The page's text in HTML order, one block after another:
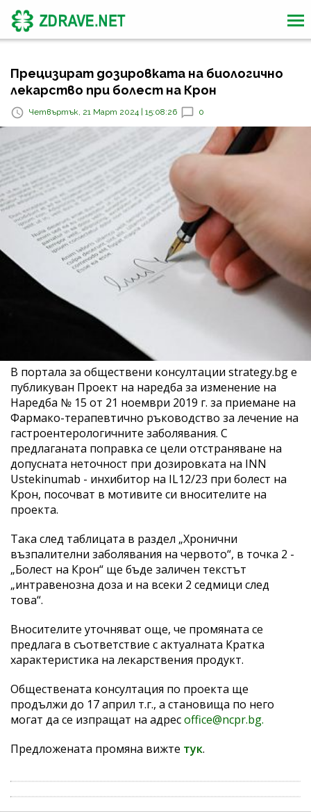
Прецизират дозировката на биологично
лекарство при болест на Крон
Четвъртък, 21 Март 2024 | 15:08:26 0
В портала за обществени консултации strategy.bg е
публикуван Проект на наредба за изменение на
Наредба № 15 от 21 ноември 2019 г. за приемане на
Фармако-терапевтично ръководство за лечение на
гастроентерологичните заболявания. С
предлаганата поправка се цели отстраняване на
допусната неточност при дозировката на INN
Ustekinumab - инхибитор на IL12/23 при болест на
Крон, посочват в мотивите си вносителите на
проекта.
Така след таблицата в раздел „Хронични
възпалителни заболявания на червото“, в точка 2 -
„Болест на Крон“ ще бъде заличен текстът
„интравенозна доза и на всеки 2 седмици след
това“.
Вносителите уточняват още, че промяната се
предлага в съответствие с актуалната Кратка
характеристика на лекарствения продукт.
Обществената консултация по проекта ще
продължи до 17 април т.г., а становища по него
могат да се изпращат на адресoffice@ncpr.bg.
Предложената промяна вижте тук.